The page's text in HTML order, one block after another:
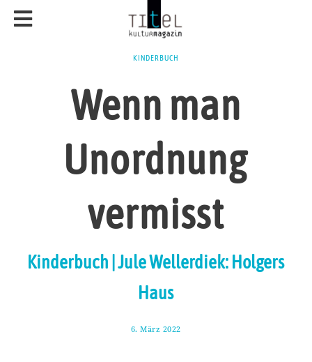
KINDERBUCH
Wenn man
Unordnung
vermisst
Kinderbuch | Jule Wellerdiek: Holgers
Haus
6. März 2022